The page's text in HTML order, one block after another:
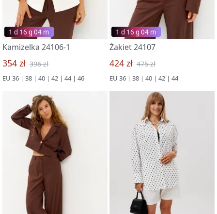
1 d 16 g 03 m
Kamizelka 24106-1
354 zł 396 zł
EU 36 | 38 | 40 | 42 | 44 | 46
1 d 16 g 03 m
Żakiet 24107
424 zł 475 zł
EU 36 | 38 | 40 | 42 | 44